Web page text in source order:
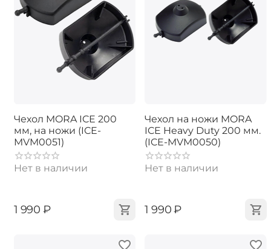
Чехол MORA ICE 200
мм, на ножи (ICE-
MVM0051)
Нет в наличии
‍1 990‍ ₽
Чехол на ножи MORA
ICE Heavy Duty 200 мм.
(ICE-MVM0050)
Нет в наличии
‍1 990‍₽